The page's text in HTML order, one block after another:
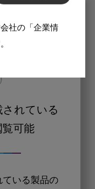
社の「企業情
れている
可能
いる製品の